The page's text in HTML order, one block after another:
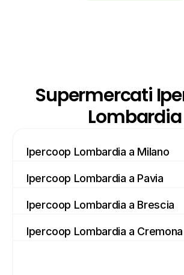
Supermercati
Lombardia
Ipercoop Lombardia a Milano
Ipercoop Lombardia a Pavia
Ipercoop Lombardia a Brescia
Ipercoop Lombardia a Cremona